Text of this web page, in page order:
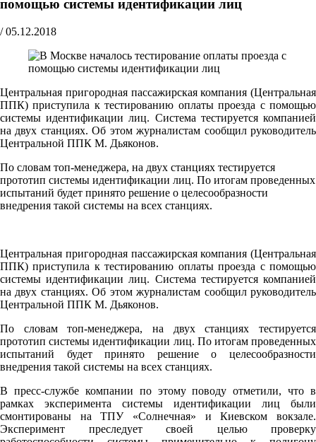
помощью системы идентификации лиц
/ 05.12.2018
Центральная пригородная пассажирская компания (Центральная
ППК) приступила к тестированию оплаты проезда с помощью
системы идентификации лиц. Система тестируется компанией
на двух станциях. Об этом журналистам сообщил руководитель
Центральной ППК М. Дьяконов.
По словам топ-менеджера, на двух станциях тестируется
прототип системы идентификации лиц. По итогам проведенных
испытаний будет принято решение о целесообразности
внедрения такой системы на всех станциях.
Центральная пригородная пассажирская компания (Центральная
ППК) приступила к тестированию оплаты проезда с помощью
системы идентификации лиц. Система тестируется компанией
на двух станциях. Об этом журналистам сообщил руководитель
Центральной ППК М. Дьяконов.
По словам топ-менеджера, на двух станциях тестируется
прототип системы идентификации лиц. По итогам проведенных
испытаний будет принято решение о целесообразности
внедрения такой системы на всех станциях.
В пресс-службе компании по этому поводу отметили, что в
рамках эксперимента системы идентификации лиц были
смонтированы на ТПУ «Солнечная» и Киевском вокзале.
Эксперимент преследует своей целью проверку